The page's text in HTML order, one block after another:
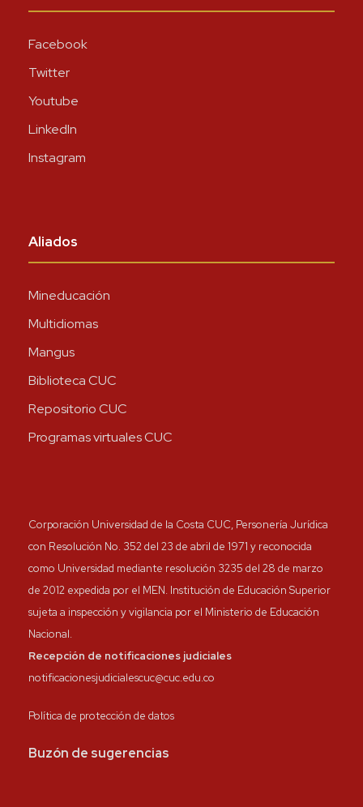
Facebook
Twitter
Youtube
LinkedIn
Instagram
Aliados
Mineducación
Multidiomas
Mangus
Biblioteca CUC
Repositorio CUC
Programas virtuales CUC
Corporación Universidad de la Costa CUC, Personería Jurídica
con Resolución No. 352 del 23 de abril de 1971 y reconocida
como Universidad mediante resolución 3235 del 28 de marzo
de 2012 expedida por el MEN. Institución de Educación Superior
sujeta a inspección y vigilancia por el Ministerio de Educación
Nacional.
Recepción de notificaciones judiciales
notificacionesjudicialescuc@cuc.edu.co
Política de protección de datos
Buzón de sugerencias